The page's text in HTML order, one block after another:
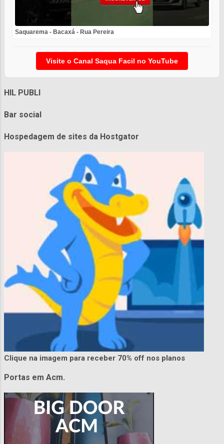
Saquarema - Bacaxá - Rua Pereira
Visite o Canal Saqua Facil no YouTube
HIL PUBLI
Bar social
Hospedagem de sites da Hostgator
Clique na imagem para receber 70% off nos planos
Portas em Acm.